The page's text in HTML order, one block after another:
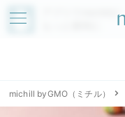
アプリでmichillが
michill byGMO（ミチル）